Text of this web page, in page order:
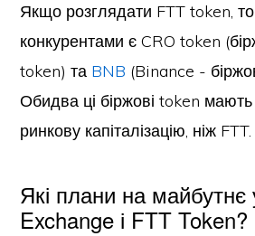
Якщо розглядати FTT token,
конкурентами є CRO token
token) та BNB (Binance -
Обидва ці біржові token
ринкову капіталізацію, ніж FTT.
Які плани на
Exchange і FTT Token?
Copyright © 2026 Brilliant British Ltd, що
Номер компанії
Адреса: 2-й поверх 167-169 Грейт
Британія, W1W 5PF